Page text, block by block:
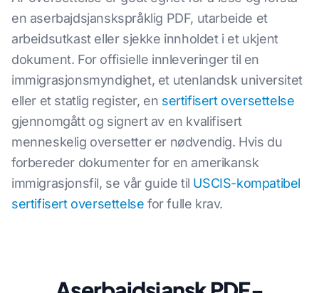
en aserbajdsjanskspråklig PDF, utarbeide et
arbeidsutkast eller sjekke innholdet i et ukjent
dokument. For offisielle innleveringer til en
immigrasjonsmyndighet, et utenlandsk universitet
eller et statlig register, en sertifisert oversettelse
gjennomgått og signert av en kvalifisert
menneskelig oversetter er nødvendig. Hvis du
forbereder dokumenter for en amerikansk
immigrasjonsfil, se vår guide til USCIS-kompatibel
sertifisert oversettelse for fulle krav.